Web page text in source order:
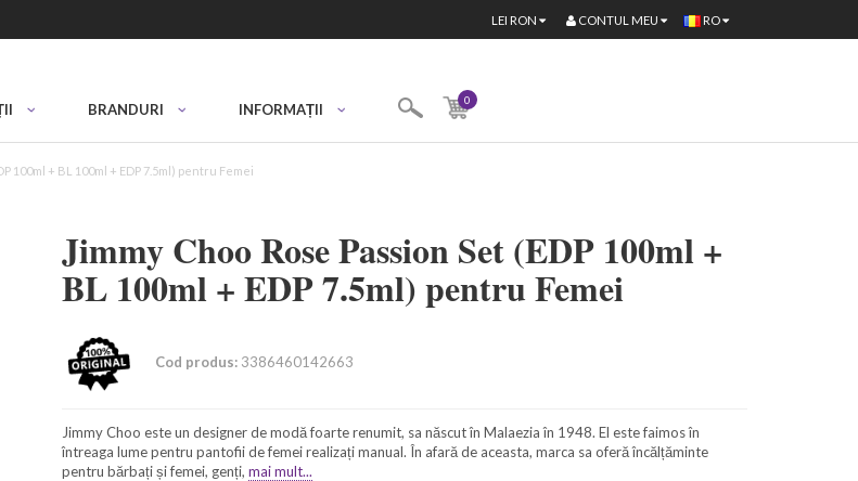
RO
LEI RON CONTUL MEU
BRANDURI INFORMAȚII
0
100ml + BL 100ml + EDP 7.5ml) pentru Femei
Jimmy Choo Rose Passion Set (EDP 100ml +
BL 100ml + EDP 7.5ml) pentru Femei
Cod produs:3386460142663
Jimmy Choo este un designer de modă foarte renumit, sa născut în Malaezia în 1948. El este faimos în
întreaga lume pentru pantofii de femei realizați manual. În afară de aceasta, marca sa oferă încălțăminte
pentru bărbați și femei, genți, mai mult...